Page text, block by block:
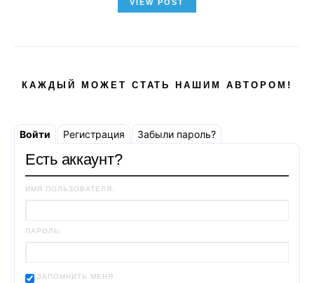
VIEW POST
КАЖДЫЙ МОЖЕТ СТАТЬ НАШИМ АВТОРОМ!
Войти Регистрация Забыли пароль?
Есть аккаунт?
ИМЯ ПОЛЬЗОВАТЕЛЯ:
ПАРОЛЬ:
ЗАПОМНИТЬ МЕНЯ